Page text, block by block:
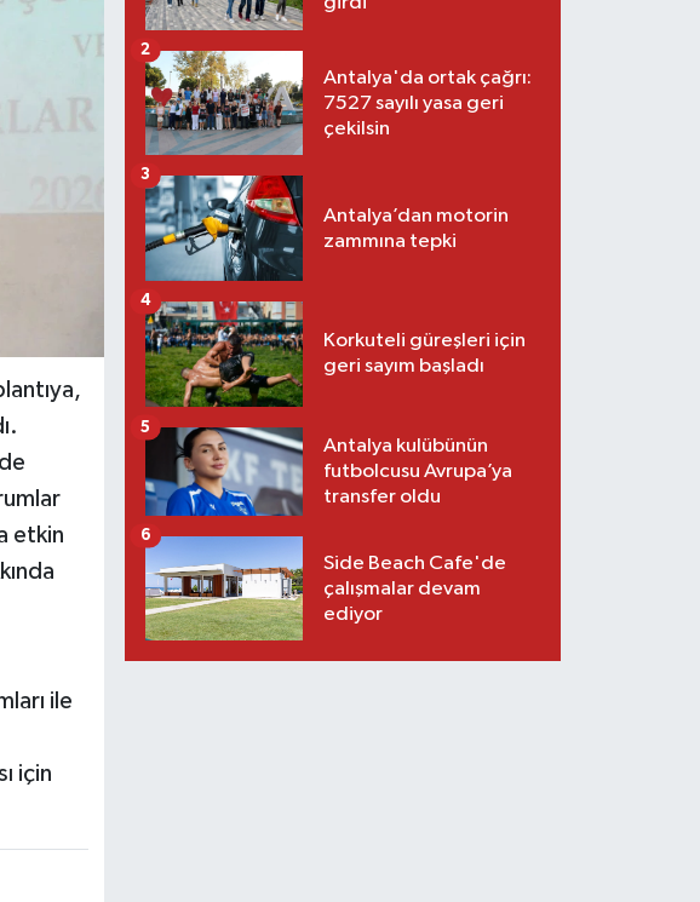
etkin
ile
için
Antalya'da ortak çağrı:
7527 sayılı yasa geri
çekilsin
2
Antalya’dan motorin
zammına tepki
3
Korkuteli güreşleri için
geri sayım başladı
4
Antalya kulübünün
futbolcusu Avrupa’ya
transfer oldu
5
Side Beach Cafe'de
çalışmalar devam
ediyor
6